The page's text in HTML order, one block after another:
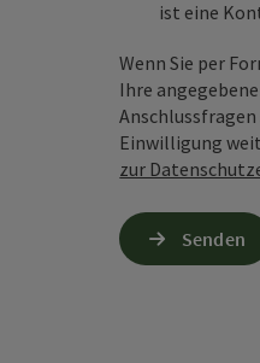
ist eine
Wenn Sie per
Ihre
Einwilligung
zur
Senden